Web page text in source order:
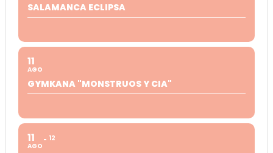
SALAMANCA ECLIPSA
11
AGO
GYMKANA "MONSTRUOS Y CIA"
11
AGO
12